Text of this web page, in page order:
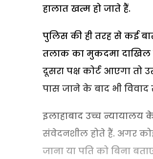
हालात खत्म हो जाते हैं.
पुलिस की ही तरह से कई
तलाक का मुकदमा दाखिल
दूसरा पक्ष कोर्ट आएगा
पास जाने के बाद भी
इलाहाबाद उच्च न्यायालय
संवेदनशील होते हैं. अगर
जाना या पति को बिना